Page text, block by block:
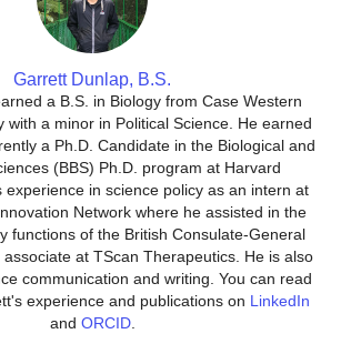
Garrett Dunlap, B.S.
a B.S. in Biology from Case Western
with a minor in Political Science. He earned
a Ph.D. Candidate in the Biological and
(BBS) Ph.D. program at Harvard
experience in science policy as an intern at
Network where he assisted in the
functions of the British Consulate-General
at TScan Therapeutics. He is also
communication and writing. You can read
experience and publications on LinkedIn
and ORCID.